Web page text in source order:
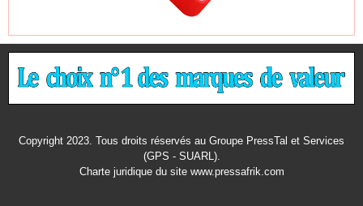
Copyright 2023. Tous droits réservés au Groupe PressTal et Services
(GPS - SUARL).
Charte juridiquedu site www.pressafrik.com